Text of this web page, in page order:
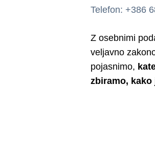
Telefon: +386
Z osebnimi
veljavno
pojasnimo,
zbiramo,